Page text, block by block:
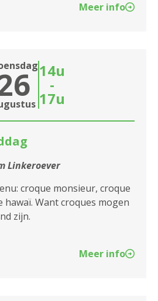
Meer info
14u
-
17u
Linkeroever
croque monsieur, croque
hawaï. Want croques mogen
zijn.
Meer info